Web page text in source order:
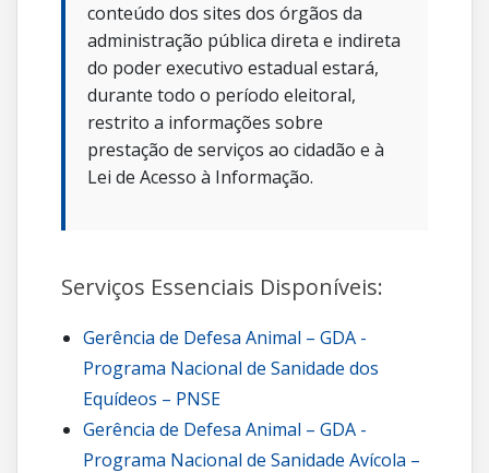
conteúdo dos sites dos órgãos da
administração pública direta e indireta
do poder executivo estadual estará,
durante todo o período eleitoral,
restrito a informações sobre
prestação de serviços ao cidadão e à
Lei de Acesso à Informação.
Serviços Essenciais Disponíveis:
Gerência de Defesa Animal – GDA -
Programa Nacional de Sanidade dos
Equídeos – PNSE
Gerência de Defesa Animal – GDA -
Programa Nacional de Sanidade Avícola –